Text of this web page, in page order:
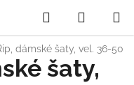
Hledat
KOŠÍK
dámské šaty, vel. 36-50
šaty,